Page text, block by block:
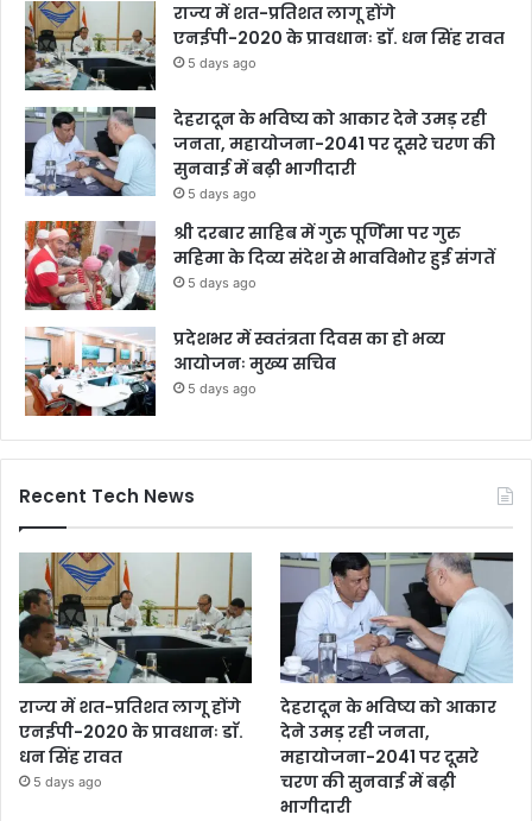
राज्य में शत-प्रतिशत लागू होंगे
एनईपी-2020 के प्रावधानः डाॅ. धन सिंह रावत
5 days ago
देहरादून के भविष्य को आकार देने उमड़ रही
जनता, महायोजना-2041 पर दूसरे चरण की
सुनवाई में बढ़ी भागीदारी
5 days ago
श्री दरबार साहिब में गुरु पूर्णिमा पर गुरु
महिमा के दिव्य संदेश से भावविभोर हुई संगतें
5 days ago
प्रदेशभर में स्वतंत्रता दिवस का हो भव्य
आयोजनः मुख्य सचिव
5 days ago
Recent Tech News
राज्य में शत-प्रतिशत लागू होंगे
एनईपी-2020 के प्रावधानः डाॅ.
धन सिंह रावत
5 days ago
देहरादून के भविष्य को आकार
देने उमड़ रही जनता,
महायोजना-2041 पर दूसरे
चरण की सुनवाई में बढ़ी
भागीदारी